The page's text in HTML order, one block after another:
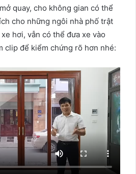
quay, cho không gian có thể
cho những ngôi nhà phố trật
hơi, vẫn có thể đưa xe vào
clip để kiểm chứng rõ hơn nhé: